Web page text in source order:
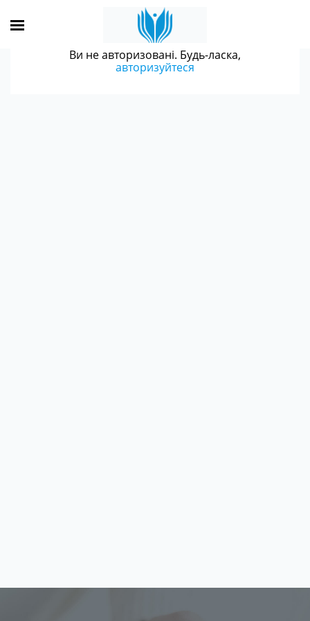
Ви не авторизовані. Будь-ласка,
авторизуйтеся